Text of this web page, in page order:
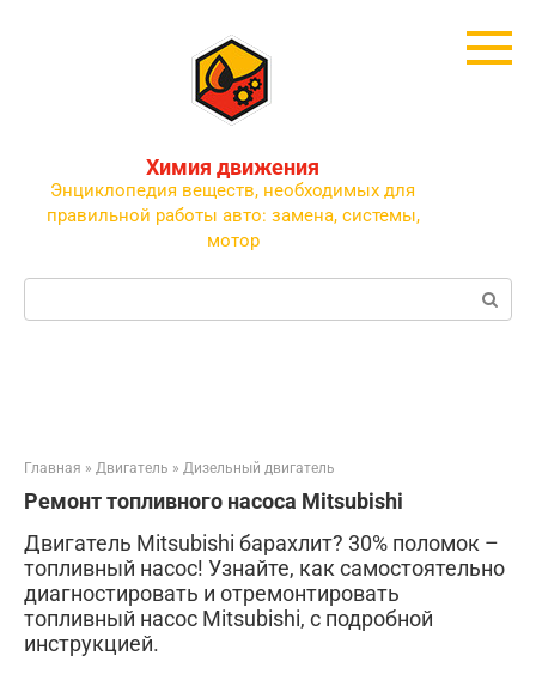
Химия движения
Энциклопедия веществ, необходимых для
правильной работы авто: замена, системы,
мотор
Поиск:
Главная » Двигатель » Дизельный двигатель
Ремонт топливного насоса Mitsubishi
Двигатель Mitsubishi барахлит? 30% поломок –
топливный насос! Узнайте, как самостоятельно
диагностировать и отремонтировать
топливный насос Mitsubishi, с подробной
инструкцией.